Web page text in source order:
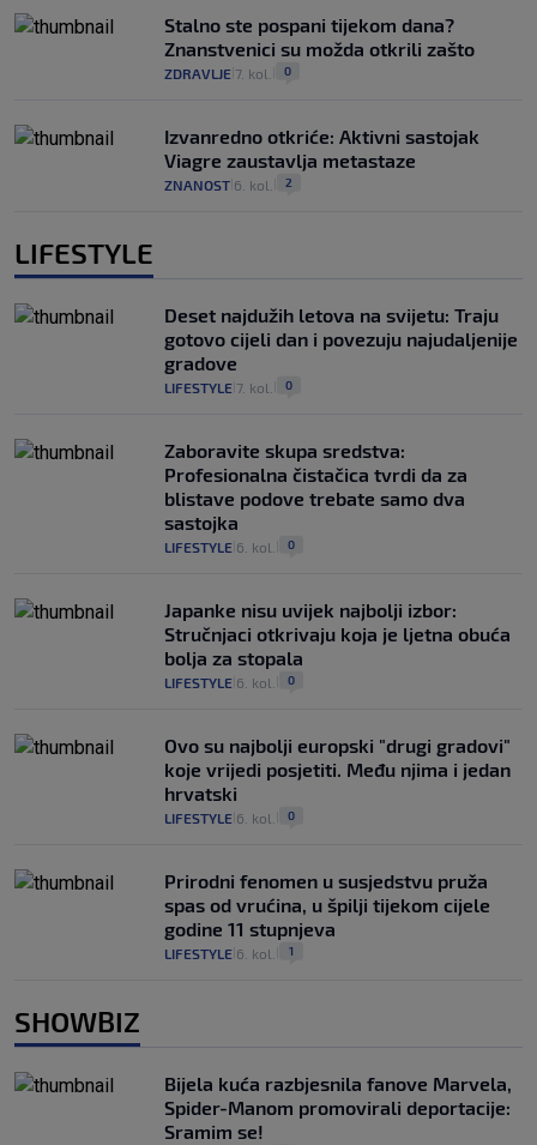
Stalno ste pospani tijekom dana?
Znanstvenici su možda otkrili zašto
ZDRAVLJE 7. kol. 0
Izvanredno otkriće: Aktivni sastojak
Viagre zaustavlja metastaze
ZNANOST 6. kol. 2
LIFESTYLE
Deset najdužih letova na svijetu: Traju
gotovo cijeli dan i povezuju najudaljenije
gradove
LIFESTYLE 7. kol. 0
Zaboravite skupa sredstva:
Profesionalna čistačica tvrdi da za
blistave podove trebate samo dva
sastojka
LIFESTYLE 6. kol. 0
Japanke nisu uvijek najbolji izbor:
Stručnjaci otkrivaju koja je ljetna obuća
bolja za stopala
LIFESTYLE 6. kol. 0
Ovo su najbolji europski "drugi gradovi"
koje vrijedi posjetiti. Među njima i jedan
hrvatski
LIFESTYLE 6. kol. 0
Prirodni fenomen u susjedstvu pruža
spas od vrućina, u špilji tijekom cijele
godine 11 stupnjeva
LIFESTYLE 6. kol. 1
SHOWBIZ
Bijela kuća razbjesnila fanove Marvela,
Spider-Manom promovirali deportacije:
Sramim se!